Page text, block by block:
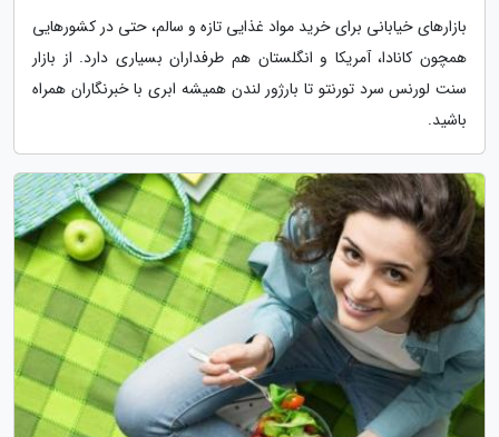
بازارهای خیابانی برای خرید مواد غذایی تازه و سالم، حتی در کشورهایی
همچون کانادا، آمریکا و انگلستان هم طرفداران بسیاری دارد. از بازار
سنت لورنس سرد تورنتو تا بارژور لندن همیشه ابری با خبرنگاران همراه
باشید.